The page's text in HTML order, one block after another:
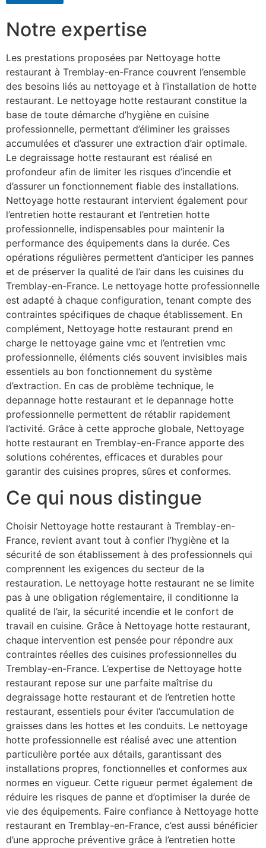
Notre expertise
Les prestations proposées par Nettoyage hotte
restaurant à Tremblay-en-France couvrent l’ensemble
des besoins liés au nettoyage et à l’installation de hotte
restaurant. Le nettoyage hotte restaurant constitue la
base de toute démarche d’hygiène en cuisine
professionnelle, permettant d’éliminer les graisses
accumulées et d’assurer une extraction d’air optimale.
Le degraissage hotte restaurant est réalisé en
profondeur afin de limiter les risques d’incendie et
d’assurer un fonctionnement fiable des installations.
Nettoyage hotte restaurant intervient également pour
l’entretien hotte restaurant et l’entretien hotte
professionnelle, indispensables pour maintenir la
performance des équipements dans la durée. Ces
opérations régulières permettent d’anticiper les pannes
et de préserver la qualité de l’air dans les cuisines du
Tremblay-en-France. Le nettoyage hotte professionnelle
est adapté à chaque configuration, tenant compte des
contraintes spécifiques de chaque établissement. En
complément, Nettoyage hotte restaurant prend en
charge le nettoyage gaine vmc et l’entretien vmc
professionnelle, éléments clés souvent invisibles mais
essentiels au bon fonctionnement du système
d’extraction. En cas de problème technique, le
depannage hotte restaurant et le depannage hotte
professionnelle permettent de rétablir rapidement
l’activité. Grâce à cette approche globale, Nettoyage
hotte restaurant en Tremblay-en-France apporte des
solutions cohérentes, efficaces et durables pour
garantir des cuisines propres, sûres et conformes.
Ce qui nous distingue
Choisir Nettoyage hotte restaurant à Tremblay-en-
France, revient avant tout à confier l’hygiène et la
sécurité de son établissement à des professionnels qui
comprennent les exigences du secteur de la
restauration. Le nettoyage hotte restaurant ne se limite
pas à une obligation réglementaire, il conditionne la
qualité de l’air, la sécurité incendie et le confort de
travail en cuisine. Grâce à Nettoyage hotte restaurant,
chaque intervention est pensée pour répondre aux
contraintes réelles des cuisines professionnelles du
Tremblay-en-France. L’expertise de Nettoyage hotte
restaurant repose sur une parfaite maîtrise du
degraissage hotte restaurant et de l’entretien hotte
restaurant, essentiels pour éviter l’accumulation de
graisses dans les hottes et les conduits. Le nettoyage
hotte professionnelle est réalisé avec une attention
particulière portée aux détails, garantissant des
installations propres, fonctionnelles et conformes aux
normes en vigueur. Cette rigueur permet également de
réduire les risques de panne et d’optimiser la durée de
vie des équipements. Faire confiance à Nettoyage hotte
restaurant en Tremblay-en-France, c’est aussi bénéficier
d’une approche préventive grâce à l’entretien hotte